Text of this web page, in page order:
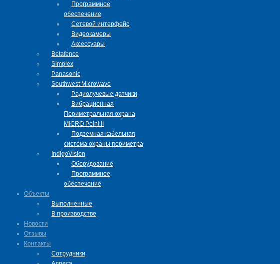
Программное
обеспечение
Сетевой интерфейс
Видеокамеры
Аксессуары
Betafence
Simplex
Panasonic
Southwest Microwave
Радиолучевые датчики
Вибрационная
Периметральная охрана
MICRO Point II
Подземная кабельная
система охраны периметра
IndigoVision
Оборудование
Программное
обеспечение
Объекты
Выполненные
В производстве
Новости
Отзывы
Контакты
Сотрудники